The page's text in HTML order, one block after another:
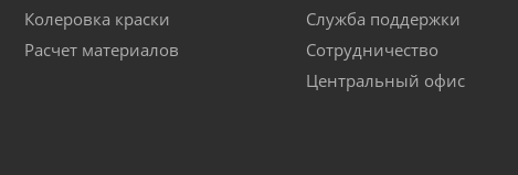
Колеровка краски
Расчет материалов
Служба поддержки
Сотрудничество
Центральный офис